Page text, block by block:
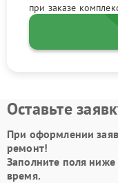
при заказе
Оставьте
При оформлении
ремонт!
Заполните поля
время.